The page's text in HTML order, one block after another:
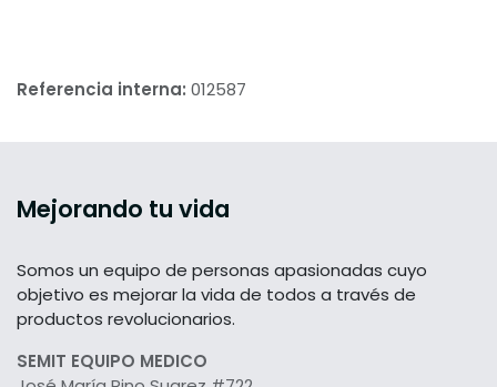
Referencia interna: 012587
Mejorando tu vida
Somos un equipo de personas apasionadas cuyo
objetivo es mejorar la vida de todos a través de
productos revolucionarios.
SEMIT EQUIPO MEDICO